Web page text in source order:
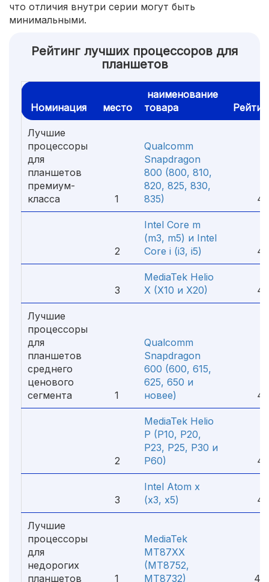
что отличия внутри серии могут быть
минимальными.
Рейтинг лучших процессоров для
планшетов
Номинация место
наименование
товара
Лучшие
процессоры
для
планшетов
премиум-
класса
1
Qualcomm
Snapdragon
800 (800, 810,
820, 825, 830,
835)
2
Intel Core m
(m3, m5) и Intel
Core i (i3, i5)
3
MediaTek Helio
X (X10 и X20)
Лучшие
процессоры
для
планшетов
среднего
ценового
сегмента
1
Qualcomm
Snapdragon
600 (600, 615,
625, 650 и
новее)
2
MediaTek Helio
P (P10, P20,
P23, P25, P30 и
P60)
3
Intel Atom x
(x3, x5)
Лучшие
процессоры
для
недорогих
планшетов
1
MediaTek
MT87XX
(MT8752,
MT8732)
4.6